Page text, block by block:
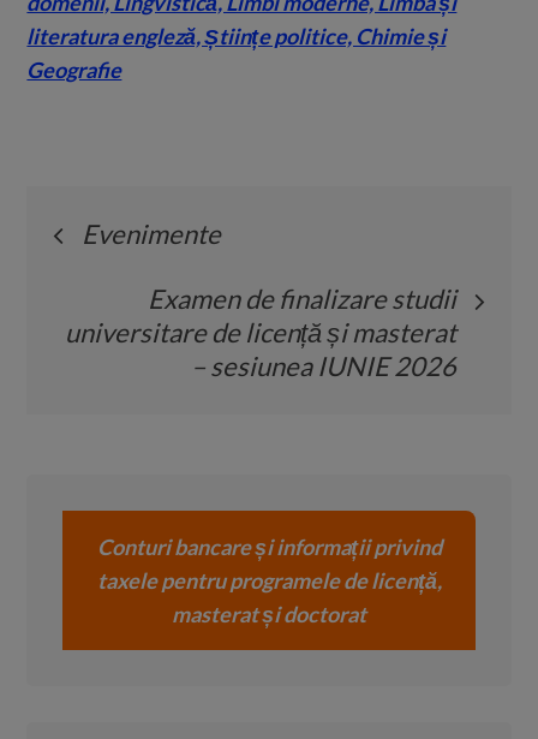
literatura engleză, Științe politice, Chimie și
Geografie
Post
navigation
Evenimente
Examen de finalizare studii
universitare de licență și masterat
– sesiunea IUNIE 2026
Conturi bancare și informații privind
taxele pentru programele de licență,
masterat și doctorat